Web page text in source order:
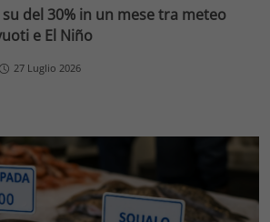
del 30% in un mese tra meteo
e El Niño
27 Luglio 2026